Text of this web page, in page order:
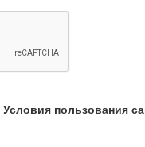
Условия пользования